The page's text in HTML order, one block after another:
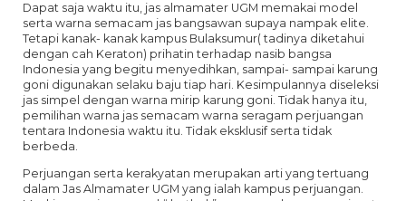
Dapat saja waktu itu, jas almamater UGM memakai model
serta warna semacam jas bangsawan supaya nampak elite.
Tetapi kanak- kanak kampus Bulaksumur( tadinya diketahui
dengan cah Keraton) prihatin terhadap nasib bangsa
Indonesia yang begitu menyedihkan, sampai- sampai karung
goni digunakan selaku baju tiap hari. Kesimpulannya diseleksi
jas simpel dengan warna mirip karung goni. Tidak hanya itu,
pemilihan warna jas semacam warna seragam perjuangan
tentara Indonesia waktu itu. Tidak eksklusif serta tidak
berbeda.
Perjuangan serta kerakyatan merupakan arti yang tertuang
dalam Jas Almamater UGM yang ialah kampus perjuangan.